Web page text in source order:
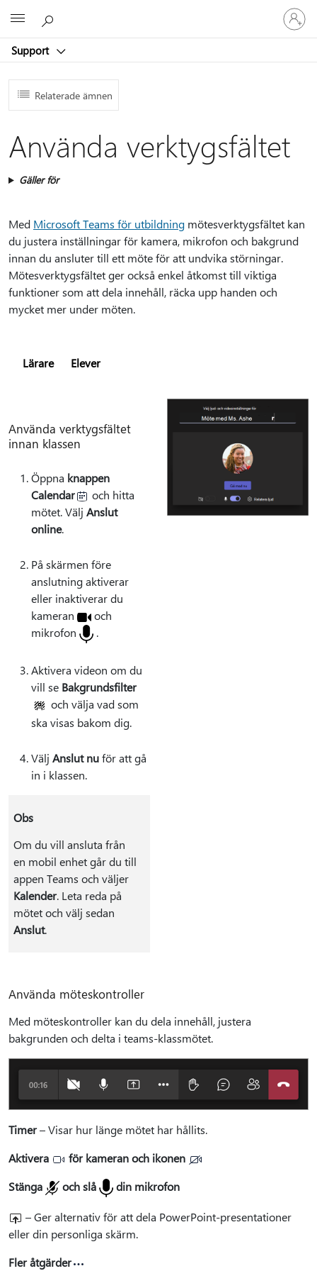
Support
Logga
in
på
konto
Relaterade ämnen
Använda verktygsfältet
Gäller för
Med Microsoft Teams för utbildning mötesverktygsfältet kan
du justera inställningar för kamera, mikrofon och bakgrund
innan du ansluter till ett möte för att undvika störningar.
Mötesverktygsfältet ger också enkel åtkomst till viktiga
funktioner som att dela innehåll, räcka upp handen och
mycket mer under möten.
Lärare Elever
Använda verktygsfältet
innan klassen
Öppna knappen
Calendar
och hitta
mötet. Välj Anslut
online.
På skärmen före
anslutning aktiverar
eller inaktiverar du
kameran
och
mikrofon
.
Aktivera videon om du
vill se Bakgrundsfilter
och välja vad som
ska visas bakom dig.
Välj Anslut nuför att gå
in i klassen.
Obs
Om du vill ansluta från
en mobil enhet går du till
appen Teams och väljer
Kalender. Leta reda på
mötet och välj sedan
Anslut.
Använda möteskontroller
Med möteskontroller kan du dela innehåll, justera
bakgrunden och delta i teams-klassmötet.
Timer– Visar hur länge mötet har hållits.
Aktivera
för kameran och ikonen
Stänga
och slå din mikrofon
– Ger alternativ för att dela PowerPoint-presentationer
eller din personliga skärm.
Fler åtgärder